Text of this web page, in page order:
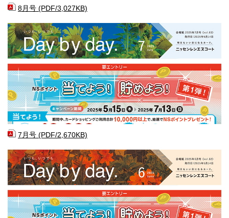
8月号 (PDF/3,027KB)
7月号 (PDF/2,670KB)